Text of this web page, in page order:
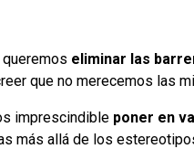
eliminar las
que no merecemos las
imprescindible poner en
más allá de los